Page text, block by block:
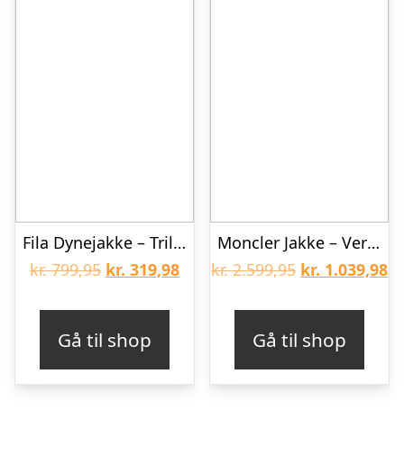
Fila Dynejakke – Trilj – Cloud Dancer
kr.799,95 Den
kr. 799,95.
kr. 319,98Den
kr. 319,98.
Gå til shop
Moncler Jakke – Vernant – Rosa m. Print
kr.2.599,95 Den
kr. 2.599,95.
kr. 1.039,98
Gå til shop